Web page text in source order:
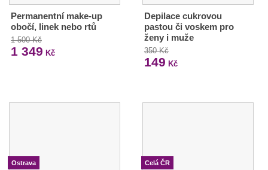
Permanentní make-up
obočí, linek nebo rtů
1 500 Kč
1 349 Kč
Depilace cukrovou
pastou či voskem pro
ženy i muže
350 Kč
149 Kč
Ostrava Celá ČR